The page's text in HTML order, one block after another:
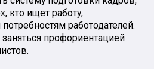
кто ищет работу,
работодателей.
профориентацией